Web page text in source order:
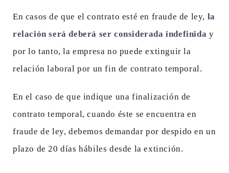
En casos de que el contrato esté en fraude de ley, la
relación será deberá ser considerada indefinida y
por lo tanto, la empresa no puede extinguir la
relación laboral por un fin de contrato temporal.
En el caso de que indique una finalización de
contrato temporal, cuando éste se encuentra en
fraude de ley, debemos demandar por despido en un
plazo de 20 días hábiles desde la extinción.